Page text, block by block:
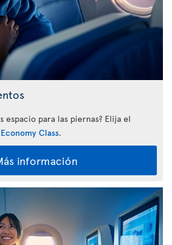
espacio para las piernas? Elija el
Economy Class.
información